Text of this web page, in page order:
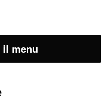
menu